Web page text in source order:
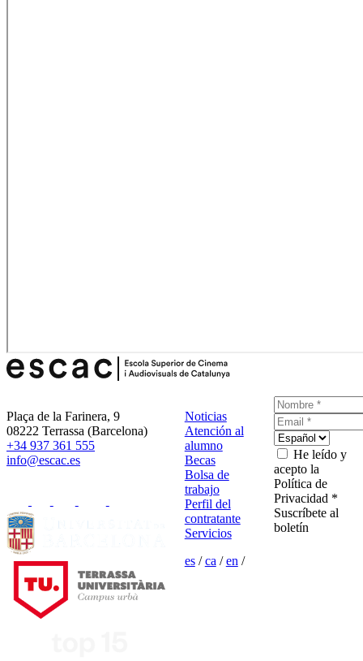
Plaça de la Farinera, 9
08222 Terrassa (Barcelona)
+34 937 361 555
info@escac.es
Noticias
Atención al
alumno
Becas
Bolsa de
trabajo
Perfil del
contratante
Servicios
es/ca /en /
He leído y
acepto la
Política de
Privacidad *
Suscríbete al
boletín